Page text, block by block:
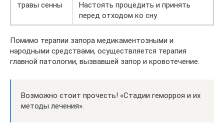
травы сенны
Настоять процедить и принять
перед отходом ко сну
Помимо терапии запора медикаментозными и
народными средствами, осуществляется терапия
главной патологии, вызвавшей запор и кровотечение.
Возможно стоит прочесть! «Стадии геморроя и их
методы лечения».